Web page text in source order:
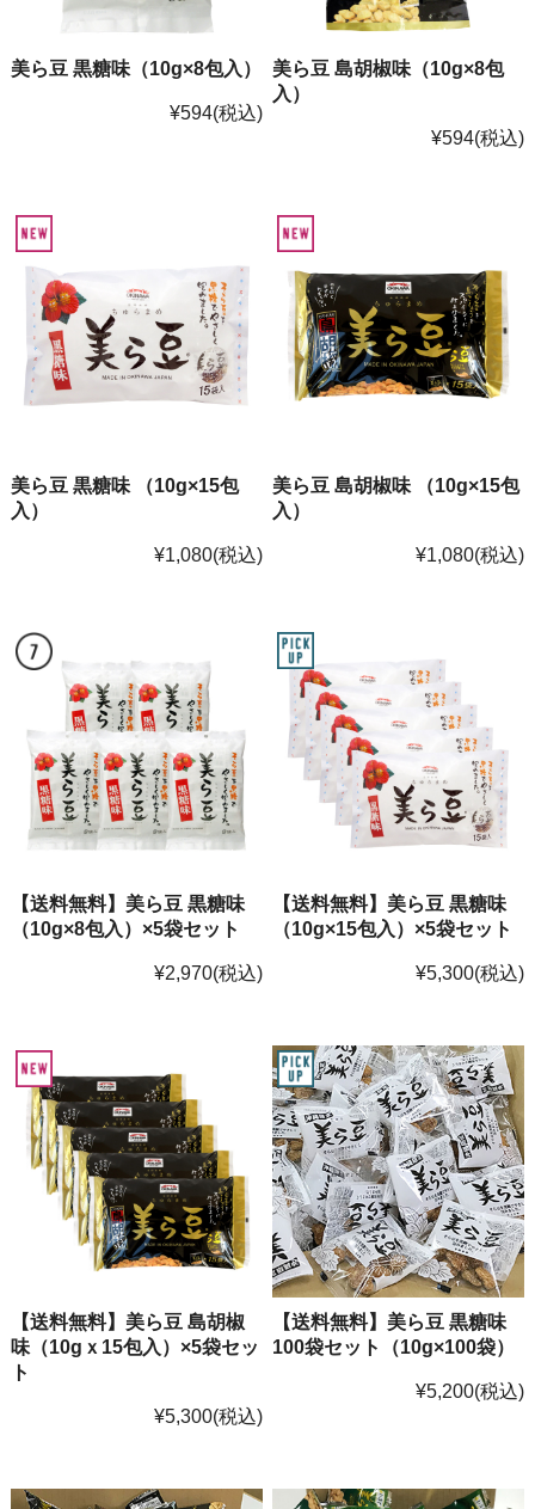
美ら豆 黒糖味（10g×8包入）
¥594(税込)
美ら豆 島胡椒味（10g×8包
入）
¥594(税込)
美ら豆 黒糖味 （10g×15包
入）
¥1,080(税込)
美ら豆 島胡椒味 （10g×15包
入）
¥1,080(税込)
【送料無料】美ら豆 黒糖味
（10g×8包入）×5袋セット
¥2,970(税込)
【送料無料】美ら豆 黒糖味
（10g×15包入）×5袋セット
¥5,300(税込)
【送料無料】美ら豆 島胡椒
味（10gｘ15包入）×5袋セッ
ト
¥5,300(税込)
【送料無料】美ら豆 黒糖味
100袋セット（10g×100袋）
¥5,200(税込)